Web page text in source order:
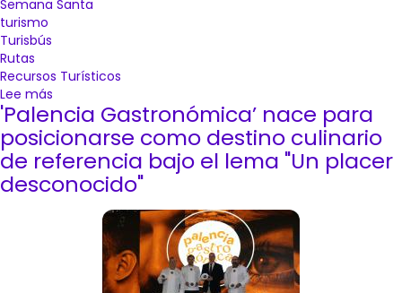
Semana Santa
turismo
Turisbús
Rutas
Recursos Turísticos
Lee más
‘Pasión
por
Palencia’
invita
a
Semana
'Palencia Gastronómica’ nace para
posicionarse como destino culinario
de referencia bajo el lema "Un placer
desconocido"